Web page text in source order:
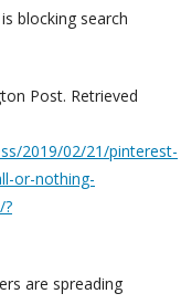
blocking search
Post. Retrieved
2019/02/21/pinterest-
or-nothing-
are spreading